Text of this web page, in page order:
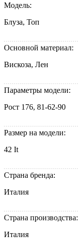
Модель:
Блуза, Топ
Основной материал:
Вискоза, Лен
Параметры модели:
Рост 176, 81-62-90
Размер на модели:
42 It
Страна бренда:
Италия
Страна производства:
Италия